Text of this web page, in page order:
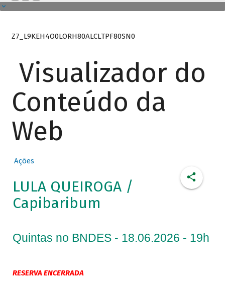
Z7_L9KEH4O0LORH80ALCLTPF80SN0
Visualizador do
Conteúdo da
Web
Ações
LULA QUEIROGA /
Capibaribum
Quintas no BNDES - 18.06.2026 - 19h
RESERVA ENCERRADA